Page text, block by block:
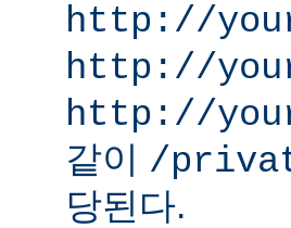
http://
http://
http://
같이 /
당된다.